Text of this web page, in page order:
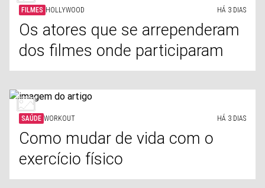
FILMES HOLLYWOOD HÁ 3 DIAS
Os atores que se arrependeram
dos filmes onde participaram
SAÚDE WORKOUT HÁ 3 DIAS
Como mudar de vida com o
exercício físico